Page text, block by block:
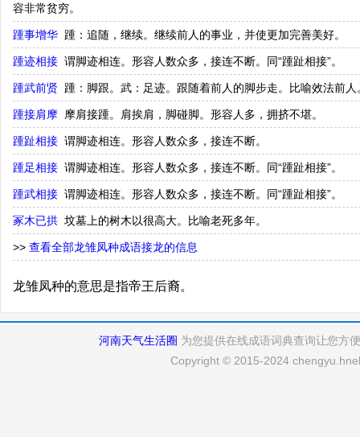
容非常贫穷。
踵事增华 踵：追随，继续。继续前人的事业，并使更加完善美好。
踵迹相接 谓脚迹相连。形容人数众多，接连不断。同“踵趾相接”。
踵武前贤 踵：脚跟。武：足迹。跟随着前人的脚步走。比喻效法前人
踵接肩摩 摩肩接踵。肩挨肩，脚碰脚。形容人多，拥挤不堪。
踵趾相接 谓脚迹相连。形容人数众多，接连不断。
踵足相接 谓脚迹相连。形容人数众多，接连不断。同“踵趾相接”。
踵武相接 谓脚迹相连。形容人数众多，接连不断。同“踵趾相接”。
冢木已拱 坟墓上的树木以很高大。比喻老死多年。
>> 查看全部龙雏凤种成语接龙的信息
龙雏凤种的意思是指帝王后裔。
河南天气生活圈 为您提供在线成语词典查询让您方
Copyright © 2015-2024